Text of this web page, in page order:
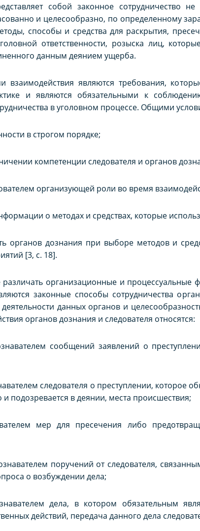
собой законное сотрудничество
и целесообразно, по определенному
способы и средства для раскрытия,
ответственности, розыска лиц,
данным деянием ущерба.
взаимодействия являются требования,
и являются обязательными к
в уголовном процессе. Общими
в строгом порядке;
компетенции следователя и органов
организующей роли во время
о методах и средствах, которые
органов дознания при выборе методов и
[3, с. 18].
организационные и
законные способы сотрудничества
деятельности данных органов и
органов дознания и следователя относятся:
сообщений заявлений о
следователя о преступлении, которое
подозревается в деянии, места происшествия;
мер для пресечения либо
поручений от следователя,
о возбуждении дела;
дела, в котором обязательным
действий, передача данного дела